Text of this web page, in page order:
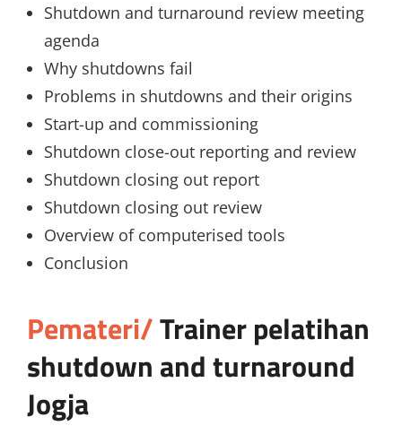
Shutdown and turnaround review meeting
agenda
Why shutdowns fail
Problems in shutdowns and their origins
Start-up and commissioning
Shutdown close-out reporting and review
Shutdown closing out report
Shutdown closing out review
Overview of computerised tools
Conclusion
Pemateri/Trainerpelatihan
shutdown and turnaround
Jogja